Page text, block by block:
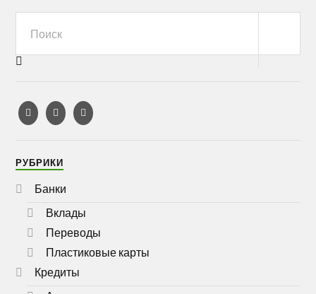
РУБРИКИ
Банки
Вклады
Переводы
Пластиковые карты
Кредиты